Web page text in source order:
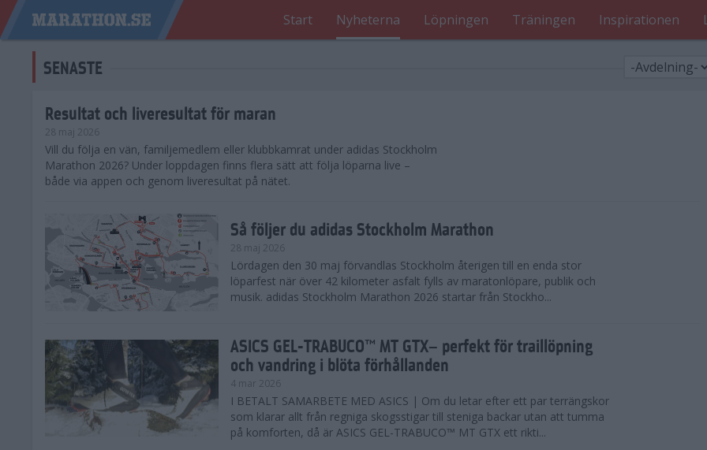
Start Nyheterna Löpningen Träningen Inspirationen
SENASTE
Resultat och liveresultat för maran
28 maj 2026
​Vill du följa en vän, familjemedlem eller klubbkamrat under adidas Stockholm
Marathon 2026? Under loppdagen finns flera sätt att följa löparna live –
både via appen och genom liveresultat på nätet.
Så följer du adidas Stockholm Marathon
28 maj 2026
Lördagen den 30 maj förvandlas Stockholm återigen till en enda stor
löparfest när över 42 kilometer asfalt fylls av maratonlöpare, publik och
musik. adidas Stockholm Marathon 2026 startar från Stockho...
ASICS GEL-TRABUCO™ MT GTX– perfekt för traillöpning
och vandring i blöta förhållanden
4 mar 2026
I BETALT SAMARBETE MED ASICS | Om du letar efter ett par terrängskor
som klarar allt från regniga skogsstigar till steniga backar utan att tumma
på komforten, då är ASICS GEL-TRABUCO™ MT GTX ett rikti...